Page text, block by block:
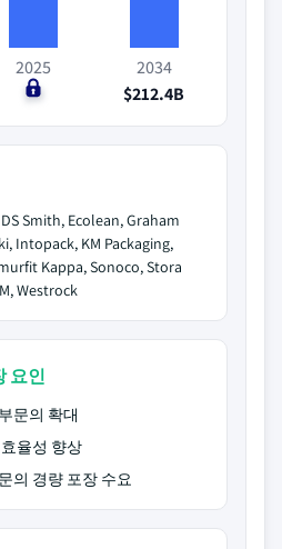
2025
$0
2034
$212.4B
Smith, Ecolean, Graham
Intopack, KM Packaging,
Kappa, Sonoco, Stora
Westrock
요인
문의 확대
율성 향상
의 경량 포장 수요